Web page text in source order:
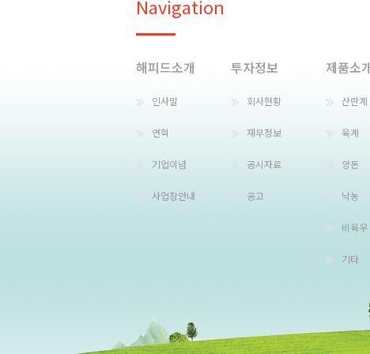
Navigation
해피드소개
인사말
연혁
기업이념
사업장안내
투자정보
회사현황
재무정보
공시자료
공고
제품소
산란계
육계
양돈
낙농
비육우
기타